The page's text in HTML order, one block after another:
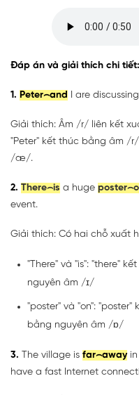
Đáp án và giải thích chi tiết:
1. Peter⌢and I are
Giải thích: Âm /r/ liên kết
"Peter" kết thúc bằng âm /
/æ/.
2. There⌢is a huge
event.
Giải thích: Có hai chỗ xuất
"There" và "is": "there"
nguyên âm /ɪ/
"poster" và "on":
bằng nguyên âm /ɒ/
3. The village is far⌢awayin
have a fast Internet